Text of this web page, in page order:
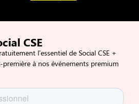
CSE
l’essentiel de Social CSE +
à nos événements premium